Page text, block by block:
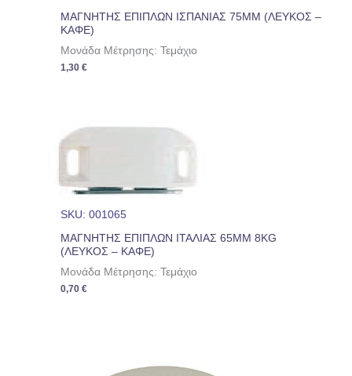
ΜΑΓΝΗΤΗΣ ΕΠΙΠΛΩΝ ΙΣΠΑΝΙΑΣ 75ΜΜ (ΛΕΥΚΟΣ –
ΚΑΦΕ)
Μονάδα Μέτρησης: Τεμάχιο
1,30€
SKU: 001065
ΜΑΓΝΗΤΗΣ ΕΠΙΠΛΩΝ ΙΤΑΛΙΑΣ 65ΜΜ 8KG
(ΛΕΥΚΟΣ – ΚΑΦΕ)
Μονάδα Μέτρησης: Τεμάχιο
0,70€